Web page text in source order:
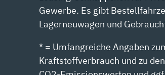
Gewerbe. Es gibt
Lagerneuwagen und
* = Umfangreiche Angaben
Kraftstoffverbrauch und zu